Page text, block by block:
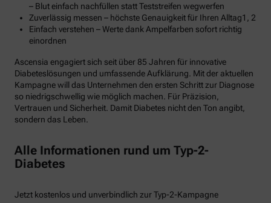
– Blut einfach nachfüllen statt Teststreifen wegwerfen
Zuverlässig messen – höchste Genauigkeit für Ihren Alltag1, 2
Einfach verstehen – Werte dank Ampelfarben sofort richtig
einordnen
Ascensia engagiert sich seit über 85 Jahren für innovative
Diabeteslösungen und umfassende Aufklärung. Mit der aktuellen
Kampagne will das Unternehmen den ersten Schritt zur Diagnose
so niedrigschwellig wie möglich machen. Für Präzision,
Vertrauen und Sicherheit. Damit Diabetes nicht den Ton angibt,
sondern das Leben.
Alle Informationen rund um Typ-2-
Diabetes
Jetzt kostenlos und unverbindlich zur Typ-2-Kampagne